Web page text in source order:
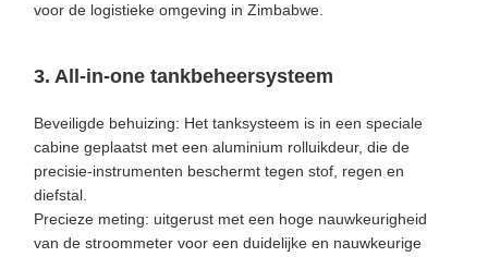
voor de logistieke omgeving in Zimbabwe.
3. All-in-one tankbeheersysteem
Beveiligde behuizing: Het tanksysteem is in een speciale
cabine geplaatst met een aluminium rolluikdeur, die de
precisie-instrumenten beschermt tegen stof, regen en
diefstal.
Precieze meting: uitgerust met een hoge nauwkeurigheid
van de stroommeter voor een duidelijke en nauwkeurige